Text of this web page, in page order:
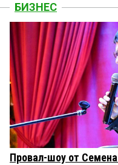
БИЗНЕС
Провал-шоу от